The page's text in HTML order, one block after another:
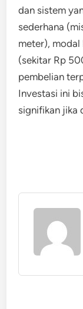
dan sistem
sederhana
meter),
(sekitar Rp
pembelian
Investasi ini
signifikan jika